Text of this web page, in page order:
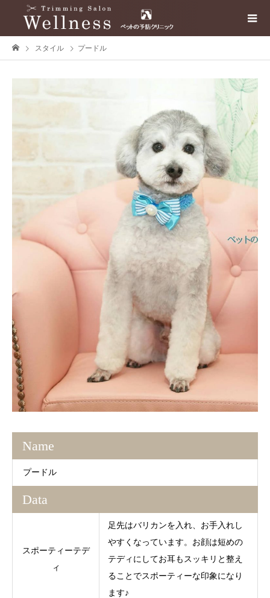
スタイル プードル
Name
プードル
Data
スポーティーテデ
ィ
足先はバリカンを入れ、お手入れし
やすくなっています。お顔は短めの
テディにしてお耳もスッキリと整え
ることでスポーティーな印象になり
ます♪